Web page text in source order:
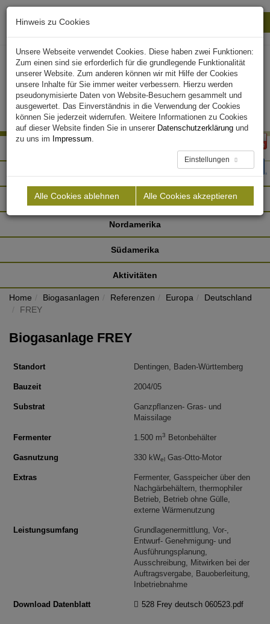
Europa
Nordamerika
Südamerika
Aktivitäten
Home Biogasanlagen Referenzen Europa
Deutschland
FREY
Biogasanlage FREY
Standort Dentingen, Baden-Württemberg
Bauzeit 2004/05
Substrat
Ganzpflanzen- Gras- und
Maissilage
Fermenter 1.500 m3 Betonbehälter
Gasnutzung 330 kWel Gas-Otto-Motor
Extras
Fermenter, Gasspeicher über den
Nachgärbehältern, thermophiler
Betrieb, Betrieb ohne Gülle,
externe Wärmenutzung
Leistungsumfang
Grundlagenermittlung, Vor-,
Entwurf- Genehmigung- und
Ausführungsplanung,
Ausschreibung, Mitwirken bei der
Auftragsvergabe, Bauoberleitung,
Inbetriebnahme
Download Datenblatt 528 Frey deutsch 060523.pdf
Hinweis zu Cookies
Unsere Webseite verwendet Cookies. Diese haben zwei Funktionen:
Zum einen sind sie erforderlich für die grundlegende Funktionalität
unserer Website. Zum anderen können wir mit Hilfe der Cookies
unsere Inhalte für Sie immer weiter verbessern. Hierzu werden
pseudonymisierte Daten von Website-Besuchern gesammelt und
ausgewertet. Das Einverständnis in die Verwendung der Cookies
können Sie jederzeit widerrufen. Weitere Informationen zu Cookies
auf dieser Website finden Sie in unserer Datenschutzerklärung und
zu uns im Impressum.
Einstellungen
Alle Cookies ablehnen Alle Cookies akzeptieren